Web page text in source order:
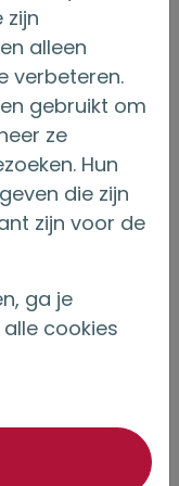
een
met
aan.
de
zijn
alleen
verbeteren.
gebruikt om
ze
Hun
die zijn
zijn voor de
ga je
cookies
optionele